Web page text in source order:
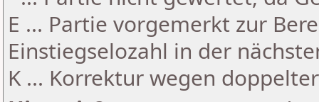
E ... Partie vorgemerkt zur
Einstiegselozahl in der
K ... Korrektur wegen